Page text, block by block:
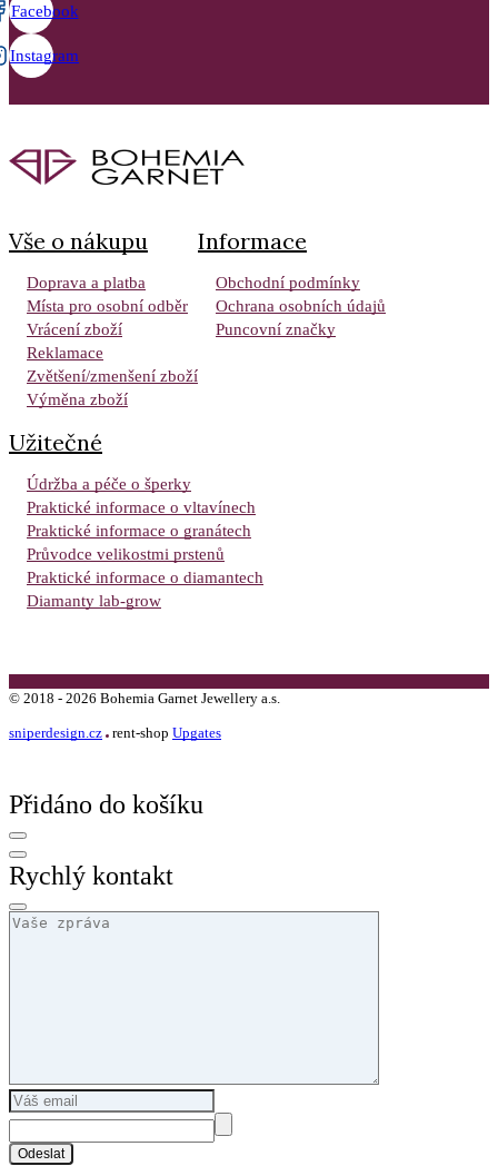
Facebook
Instagram
Vše o nákupu
Doprava a platba
Místa pro osobní odběr
Vrácení zboží
Reklamace
Zvětšení/zmenšení zboží
Výměna zboží
Informace
Obchodní podmínky
Ochrana osobních údajů
Puncovní značky
Užitečné
Údržba a péče o šperky
Praktické informace o vltavínech
Praktické informace o granátech
Průvodce velikostmi prstenů
Praktické informace o diamantech
Diamanty lab-grow
© 2018 - 2026 Bohemia Garnet Jewellery a.s.
sniperdesign.cz rent-shop Upgates
Přidáno do košíku
Rychlý kontakt
Odeslat